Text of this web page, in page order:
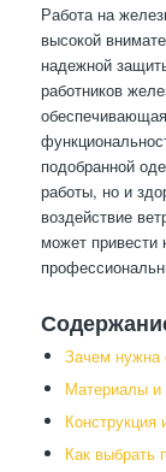
Работа на
высокой
надежной
работников
подобранной
работы, но и
воздействие
может
Зачем нужна
Материалы и
Как